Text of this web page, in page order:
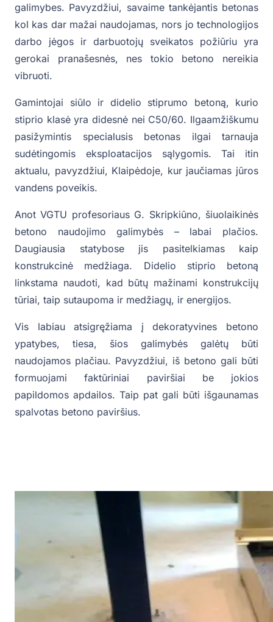
galimybes. Pavyzdžiui, savaime tankėjantis betonas
kol kas dar mažai naudojamas, nors jo technologijos
darbo jėgos ir darbuotojų sveikatos požiūriu yra
gerokai pranašesnės, nes tokio betono nereikia
vibruoti.
Gamintojai siūlo ir didelio stiprumo betoną, kurio
stiprio klasė yra didesnė nei C50/60. Ilgaamžiškumu
pasižymintis specialusis betonas ilgai tarnauja
sudėtingomis eksploatacijos sąlygomis. Tai itin
aktualu, pavyzdžiui, Klaipėdoje, kur jaučiamas jūros
vandens poveikis.
Anot VGTU profesoriaus G. Skripkiūno, šiuolaikinės
betono naudojimo galimybės – labai plačios.
Daugiausia statybose jis pasitelkiamas kaip
konstrukcinė medžiaga. Didelio stiprio betoną
linkstama naudoti, kad būtų mažinami konstrukcijų
tūriai, taip sutaupoma ir medžiagų, ir energijos.
Vis labiau atsigręžiama į dekoratyvines betono
ypatybes, tiesa, šios galimybės galėtų būti
naudojamos plačiau. Pavyzdžiui, iš betono gali būti
formuojami faktūriniai paviršiai be jokios
papildomos apdailos. Taip pat gali būti išgaunamas
spalvotas betono paviršius.